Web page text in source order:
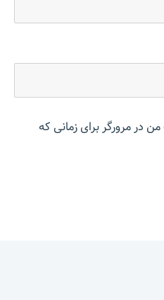
در مرورگر برای زمانی که